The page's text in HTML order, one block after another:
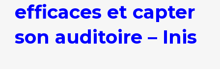
efficaces et capter
son auditoire – Inis